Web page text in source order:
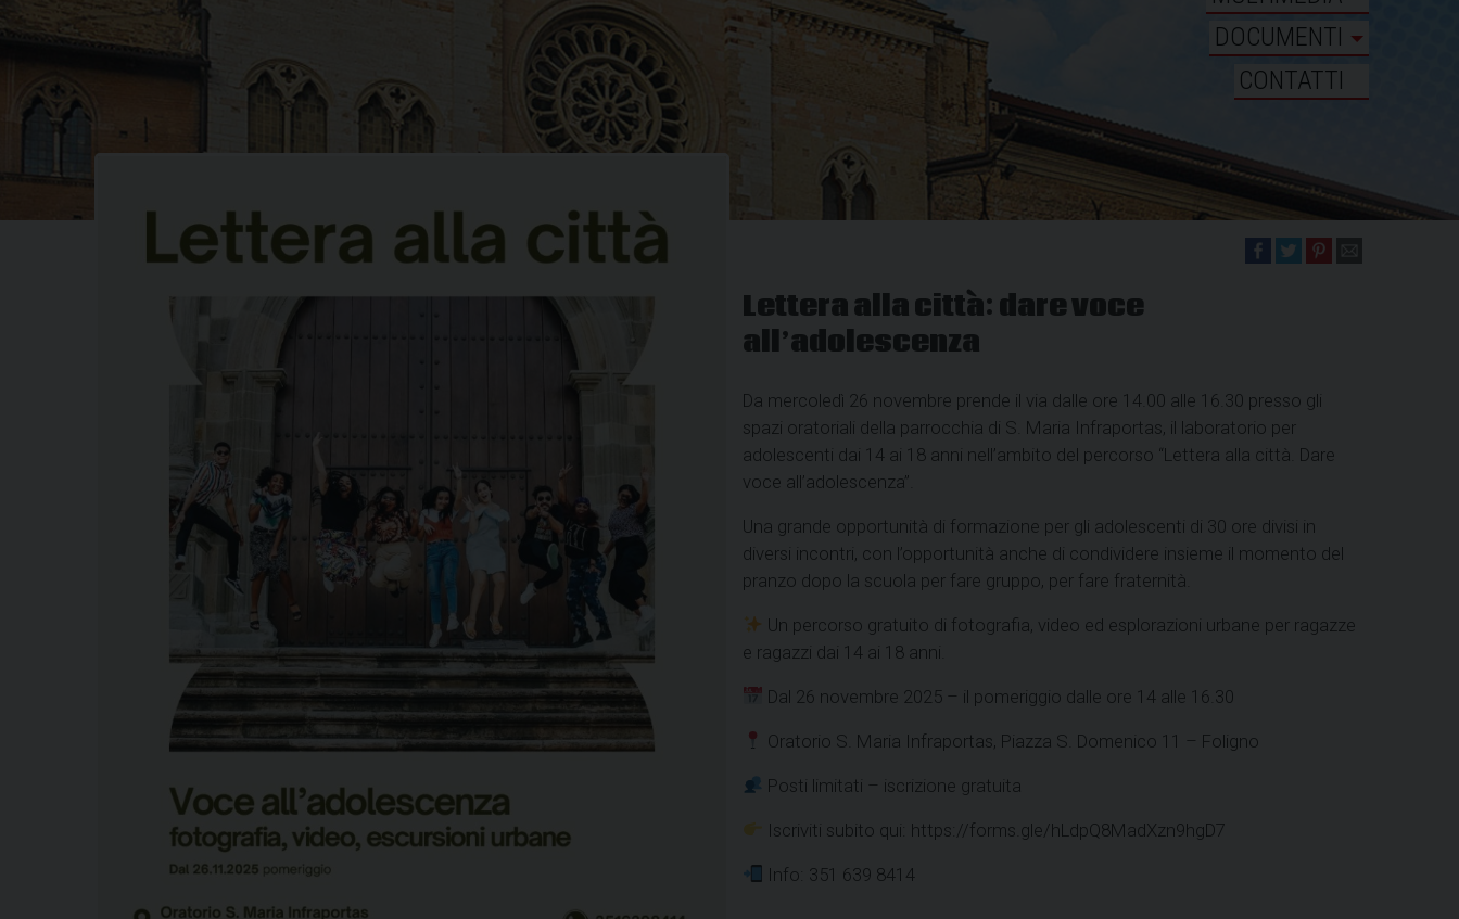
DOCUMENTI
CONTATTI
Lettera alla città: dare voce
all’adolescenza
Da mercoledì 26 novembre prende il via dalle ore 14.00 alle 16.30 presso gli
spazi oratoriali della parrocchia di S. Maria Infraportas, il laboratorio per
adolescenti dai 14 ai 18 anni nell’ambito del percorso “Lettera alla città. Dare
voce all’adolescenza”.
Una grande opportunità di formazione per gli adolescenti di 30 ore divisi in
diversi incontri, con l’opportunità anche di condividere insieme il momento del
pranzo dopo la scuola per fare gruppo, per fare fraternità.
Un percorso gratuito di fotografia, video ed esplorazioni urbane per ragazze
e ragazzi dai 14 ai 18 anni.
Dal 26 novembre 2025 – il pomeriggio dalle ore 14 alle 16.30
Oratorio S. Maria Infraportas, Piazza S. Domenico 11 – Foligno
Posti limitati – iscrizione gratuita
Iscriviti subito qui: https://forms.gle/hLdpQ8MadXzn9hgD7
Info: 351 639 8414